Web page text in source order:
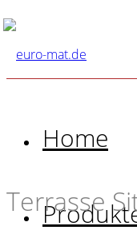
Home
Terrasse